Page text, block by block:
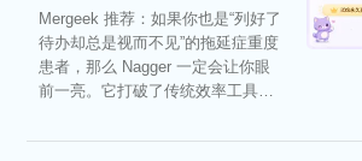
Mergeek 推荐：如果你也是“列好了
待办却总是视而不见”的拖延症重度
患者，那么 Nagger 一定会让你眼
前一亮。它打破了传统效率工具冰